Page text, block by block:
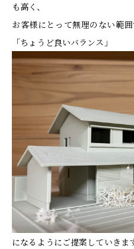
も高く、
お客様にとって無理のない範
「ちょうど良いバランス」
になるようにご提案していきます